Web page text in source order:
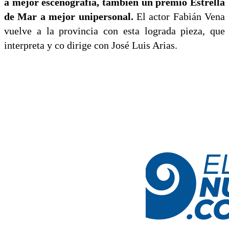
de Mar a mejor unipersonal. El actor Fabián Vena
vuelve a la provincia con esta lograda pieza, que
interpreta y co dirige con José Luis Arias.